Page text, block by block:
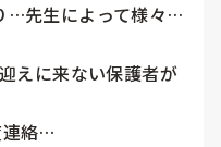
…先生によって様々…
えに来ない保護者が
連絡…